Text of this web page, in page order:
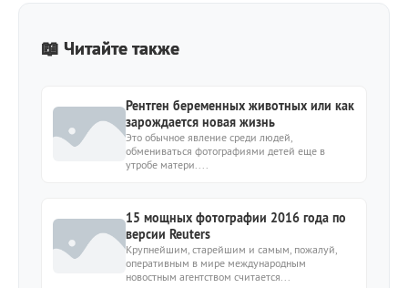
📖 Читайте также
Рентген беременных животных или как
зарождается новая жизнь
Это обычное явление среди людей,
обмениваться фотографиями детей еще в
утробе матери....
15 мощных фотографии 2016 года по
версии Reuters
Крупнейшим, старейшим и самым, пожалуй,
оперативным в мире международным
новостным агентством считается...